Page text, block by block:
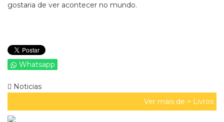
gostaria de ver acontecer no mundo.
Whatsapp
Noticias
Ver mais de > Livros